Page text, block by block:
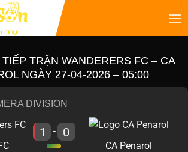
TRẬN WANDERERS FC – CA
NGÀY 27-04-2026 – 05:00
DIVISION
1 - 0
CA Penarol